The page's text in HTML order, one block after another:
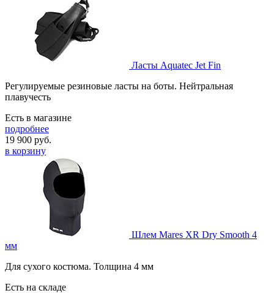
Ласты Aquatec Jet Fin
Регулируемые резиновые ласты на боты. Нейтральная
плавучесть
Есть в магазине
подробнее
19 900 руб.
в корзину
Шлем Mares XR Dry Smooth 4
мм
Для сухого костюма. Толщина 4 мм
Есть на складе